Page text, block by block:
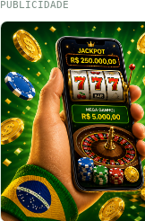
PUBLICIDADE